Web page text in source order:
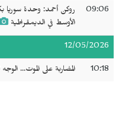
09:06
روكن أحمد: وحدة سوريا
الأوسط في الديمقراطية
12/05/2026
10:18 المضاربة على الموت...